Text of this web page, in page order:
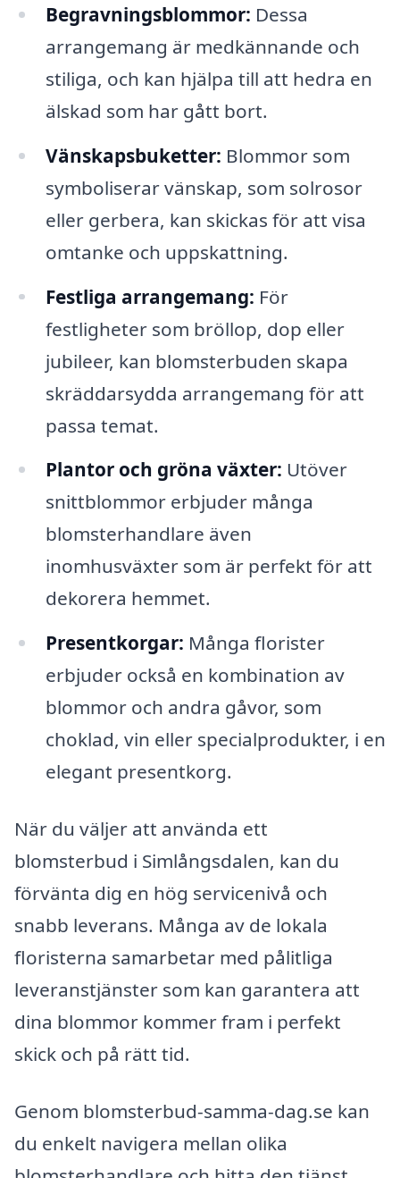
Begravningsblommor: Dessa
arrangemang är medkännande och
stiliga, och kan hjälpa till att hedra en
älskad som har gått bort.
Vänskapsbuketter: Blommor som
symboliserar vänskap, som solrosor
eller gerbera, kan skickas för att visa
omtanke och uppskattning.
Festliga arrangemang: För
festligheter som bröllop, dop eller
jubileer, kan blomsterbuden skapa
skräddarsydda arrangemang för att
passa temat.
Plantor och gröna växter: Utöver
snittblommor erbjuder många
blomsterhandlare även
inomhusväxter som är perfekt för att
dekorera hemmet.
Presentkorgar: Många florister
erbjuder också en kombination av
blommor och andra gåvor, som
choklad, vin eller specialprodukter, i en
elegant presentkorg.
När du väljer att använda ett
blomsterbud i Simlångsdalen, kan du
förvänta dig en hög servicenivå och
snabb leverans. Många av de lokala
floristerna samarbetar med pålitliga
leveranstjänster som kan garantera att
dina blommor kommer fram i perfekt
skick och på rätt tid.
Genom blomsterbud-samma-dag.se kan
du enkelt navigera mellan olika